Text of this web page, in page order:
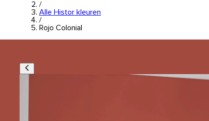
/
Alle Histor kleuren
/
Rojo Colonial